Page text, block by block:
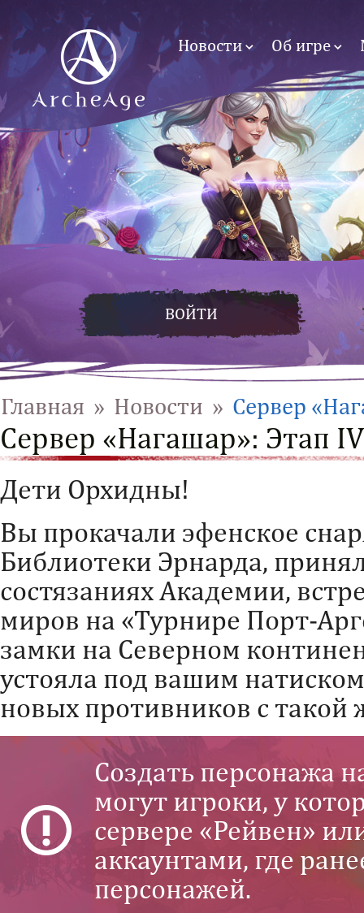
Новости Об игре
ВОЙТИ
Главная » Новости » Сервер
Сервер «Нагашар»: Этап IV
Дети Орхидны!
Вы прокачали эфенское
Библиотеки Эрнарда,
состязаниях Академии,
миров на «Турнире Порт-
замки на Северном
устояла под вашим
новых противников с такой
Создать персонажа
могут игроки, у
сервере «Рейвен»
аккаунтами, где
персонажей.